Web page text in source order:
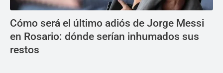
Cómo será el último adiós de Jorge Messi
en Rosario: dónde serían inhumados sus
restos